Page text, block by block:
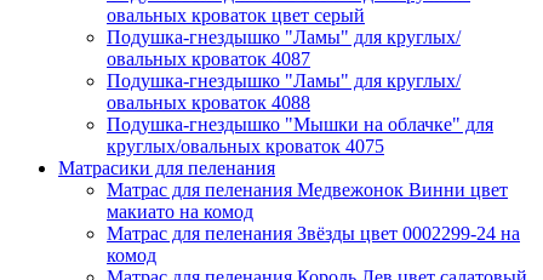
овальных кроваток цвет серый
Подушка-гнездышко "Ламы" для круглых/
овальных кроваток 4087
Подушка-гнездышко "Ламы" для круглых/
овальных кроваток 4088
Подушка-гнездышко "Мышки на облачке" для
круглых/овальных кроваток 4075
Матрасики для пеленания
Матрас для пеленания Медвежонок Винни цвет
макиато на комод
Матрас для пеленания Звёзды цвет 0002299-24 на
комод